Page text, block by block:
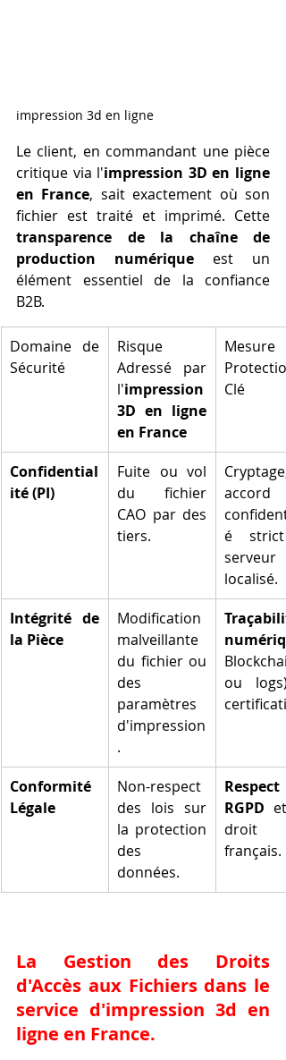
impression 3d en ligne
Le client, en commandant une pièce
critique via l'impression 3D en ligne
en France, sait exactement où son
transparence de la chaîne de
production numérique est un
élément essentiel de la confiance
B2B.
Domaine de
Sécurité
Risque
Adressé par
l'impression
3D en ligne
en France
Mesure
Protection
Clé
Confidential
ité (PI)
Fuite ou vol
du fichier
CAO par des
tiers.
Cryptage,
accord
é strict
serveur
localisé.
Intégrité de
la Pièce
Modification
malveillante
du fichier ou
des
paramètres
d'impression
.
Blockchain
ou
Conformité
Légale
Non-respect
des lois sur
la protection
des
données.
Respect
RGPD
droit
français.
La Gestion des Droits
service d'impression 3d en
ligne en France.